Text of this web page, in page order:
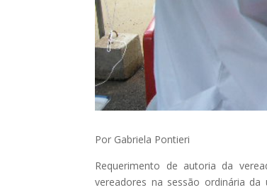
Por Gabriela Pontieri
Requerimento de autoria da
vereadores na sessão ordinária